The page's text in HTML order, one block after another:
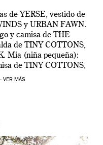
de YERSE, vestido de
y URBAN FAWN.
y camisa de THE
de TINY COTTONS,
Mia (niña pequeña):
de TINY COTTONS,
BUGABOO
VER MÁS